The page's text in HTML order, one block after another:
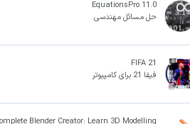
EquationsPro 11.0
حل مسائل مهندسی
FIFA 21
فیفا 21 برای کامپیوتر
Complete Blender Creator: Learn 3D Modelling